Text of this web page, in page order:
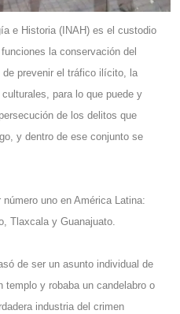
e Historia (INAH) es el custodio
la conservación del
prevenir el tráfico ilícito, la
para lo que puede y
de los delitos que
y dentro de ese conjunto se
uno en América Latina:
Tlaxcala y Guanajuato.
de ser un asunto individual de
templo y robaba un candelabro o
industria del crimen